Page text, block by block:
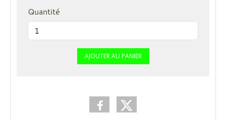
Quantité
AJOUTER AU PANIER